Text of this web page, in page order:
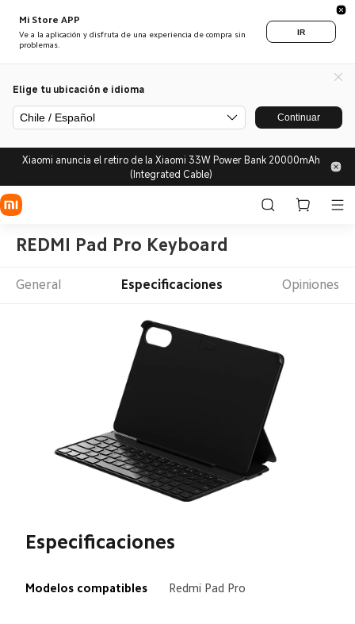
Mi Store APP
Ve a la aplicación y disfruta de una experiencia de compra sin
problemas.
IR
Elige tu ubicación e idioma
Chile / Español Continuar
Xiaomi anuncia el retiro de la Xiaomi 33W Power Bank 20000mAh
(Integrated Cable)
REDMI Pad Pro Keyboard
General Especificaciones Opiniones
Especificaciones
Modelos compatibles Redmi Pad Pro